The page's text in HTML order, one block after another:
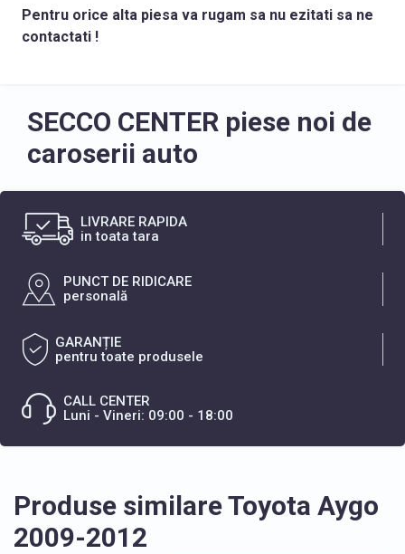
Pentru orice alta piesa va rugam sa nu ezitati sa ne
contactati !
SECCO CENTER piese noi de
caroserii auto
LIVRARE RAPIDA
in toata tara
PUNCT DE RIDICARE
personală
GARANȚIE
pentru toate produsele
CALL CENTER
Luni - Vineri: 09:00 - 18:00
Produse similare Toyota Aygo
2009-2012